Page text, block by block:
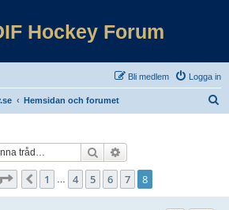
Hockey Forum
Logga in
Bli medlem
Hemsidan och forumet
Sök
Sida av8
Föregående
1 4 5 6 7 8